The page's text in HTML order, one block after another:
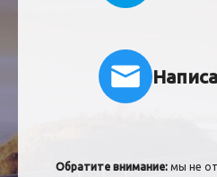
Обратите внимание: мы не